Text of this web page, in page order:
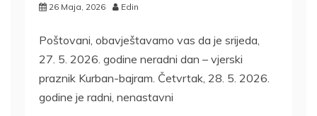
26 Maja, 2026 Edin
Poštovani, obavještavamo vas da je srijeda,
27. 5. 2026. godine neradni dan – vjerski
praznik Kurban-bajram. Četvrtak, 28. 5. 2026.
godine je radni, nenastavni